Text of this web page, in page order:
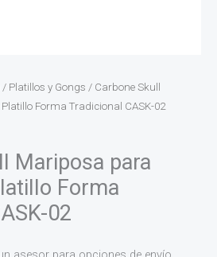
/ Platillos y Gongs / Carbone Skull
Forma Tradicional CASK-02
Mariposa para
Forma
02